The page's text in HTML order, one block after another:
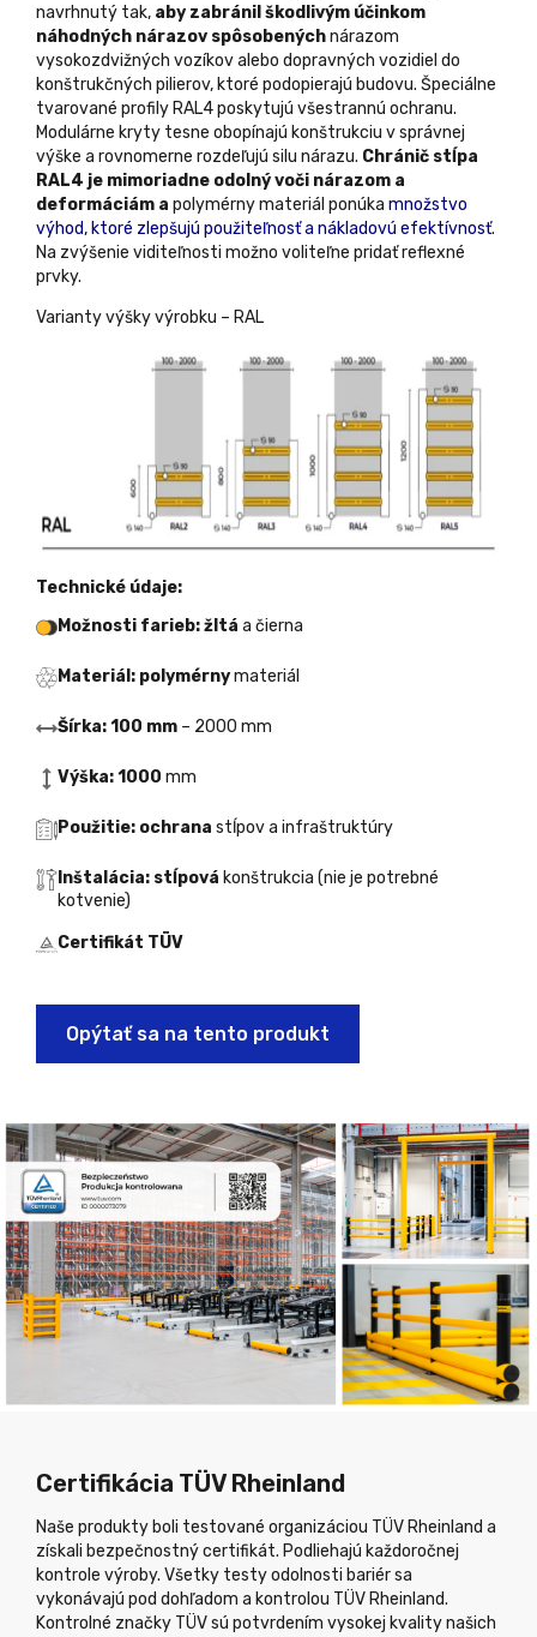
navrhnutý tak, aby zabránil škodlivým účinkom
náhodných nárazov spôsobenýchnárazom
vysokozdvižných vozíkov alebo dopravných vozidiel do
konštrukčných pilierov, ktoré podopierajú budovu. Špeciálne
tvarované profily RAL4 poskytujú všestrannú ochranu.
Modulárne kryty tesne obopínajú konštrukciu v správnej
výške a rovnomerne rozdeľujú silu nárazu. Chránič stĺpa
RAL4 je mimoriadne odolný voči nárazom a
deformáciám a polymérny materiál ponúka množstvo
výhod, ktoré zlepšujú použiteľnosť a nákladovú efektívnosť.
Na zvýšenie viditeľnosti možno voliteľne pridať reflexné
prvky.
Varianty výšky výrobku – RAL
Technické údaje:
Možnosti farieb: žltá a čierna
Materiál: polymérnymateriál
Šírka: 100 mm – 2000 mm
Výška: 1000 mm
Použitie: ochrana stĺpov a infraštruktúry
Inštalácia: stĺpová konštrukcia (nie je potrebné
kotvenie)
Certifikát TÜV
Opýtať sa na tento produkt
Certifikácia TÜV Rheinland
Naše produkty boli testované organizáciou TÜV Rheinland a
získali bezpečnostný certifikát. Podliehajú každoročnej
kontrole výroby. Všetky testy odolnosti bariér sa
vykonávajú pod dohľadom a kontrolou TÜV Rheinland.
Kontrolné značky TÜV sú potvrdením vysokej kvality našich